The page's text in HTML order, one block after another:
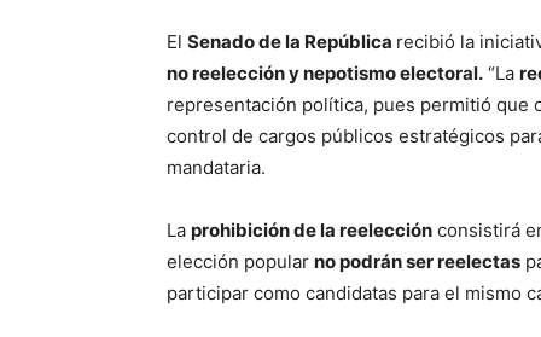
El Senado de la República recibió la
no reelección y nepotismo electoral. “La
representación política, pues permitió que
control de cargos públicos estratégicos
mandataria.
La prohibición de la reelección consistirá
elección popular no podrán ser reelectas
participar como candidatas para el mismo